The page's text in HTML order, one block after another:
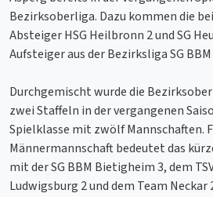
Bezirksoberliga. Dazu kommen die
Absteiger HSG Heilbronn 2 und SG
Aufsteiger aus der Bezirksliga SG
Durchgemischt wurde die
zwei Staffeln in der vergangenen
Spielklasse mit zwölf Mannschaften.
Männermannschaft bedeutet das
mit der SG BBM Bietigheim 3, dem
Ludwigsburg 2 und dem Team